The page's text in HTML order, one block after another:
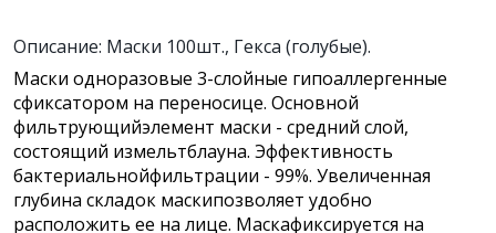
Описание: Маски 100шт., Гекса (голубые).
Маски одноразовые 3-слойные гипоаллергенные
сфиксатором на переносице. Основной
фильтрующийэлемент маски - средний слой,
состоящий измельтблауна. Эффективность
бактериальнойфильтрации - 99%. Увеличенная
глубина складок маскипозволяет удобно
расположить ее на лице. Маскафиксируется на